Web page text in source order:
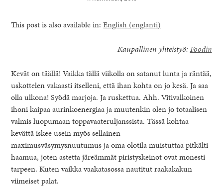
This post is also available in:English (englanti)
Kaupallinen yhteistyö: Foodin
Kevät on täällä! Vaikka tällä viikolla on satanut lunta ja räntää,
uskottelen vakaasti itselleni, että ihan kohta on jo kesä. Ja saa
olla ulkona! Syödä marjoja. Ja ruskettua. Ahh. Vitivalkoinen
ihoni kaipaa aurinkoenergiaa ja muutenkin olen jo totaalisen
valmis luopumaan toppavaateruljanssista. Tässä kohtaa
kevättä iskee usein myös sellainen
maximusväsymysnuutumus ja oma olotila muistuttaa pitkälti
haamua, joten astetta järeämmät piristyskeinot ovat monesti
tarpeen. Kuten vaikka vaakatasossa nautitut raakakakun
viimeiset palat.